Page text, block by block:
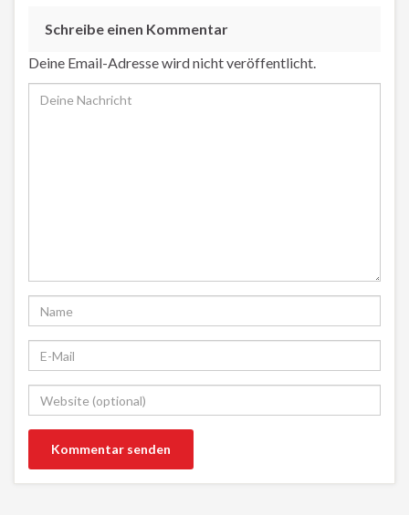
Schreibe einen Kommentar
Deine Email-Adresse wird nicht veröffentlicht.